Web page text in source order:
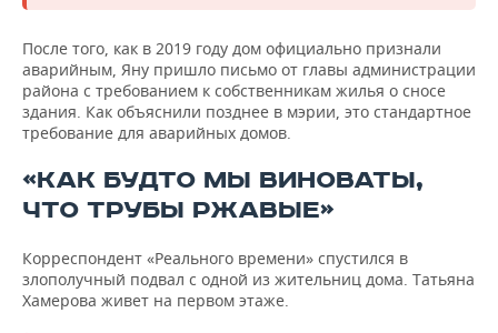
После того, как в 2019 году дом официально признали
аварийным, Яну пришло письмо от главы администрации
района с требованием к собственникам жилья о сносе
здания. Как объяснили позднее в мэрии, это стандартное
требование для аварийных домов.
«КАК БУДТО МЫ ВИНОВАТЫ,
ЧТО ТРУБЫ РЖАВЫЕ»
Корреспондент «Реального времени» спустился в
злополучный подвал с одной из жительниц дома. Татьяна
Хамерова живет на первом этаже.